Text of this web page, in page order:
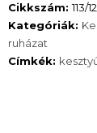
500 Ft.
Cikkszám:113/
Kategóriák:
ruházat
Címkék: